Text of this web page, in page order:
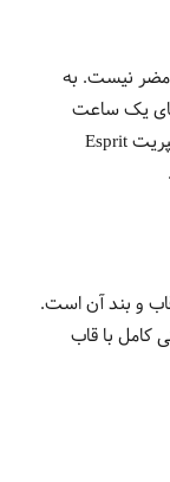
مضر نیست. به
یک ساعت
خوب و باکیفیت است. معمولا ساعت مچی اسپریت Esprit
و بند آن است.
کامل با قاب